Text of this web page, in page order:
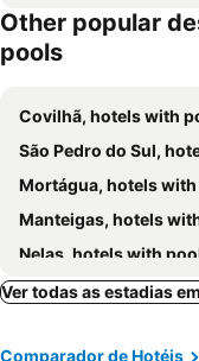
Viseu Executive Hotel
Parador Casa da Ínsua
Madre de Água Hotel Rural de
Quinta dos Patos
Quinta do Medronheiro
HOTEL CRUZ DA
Estalagem Cruz Da
Hotel Quinta Villa Meã
Other popular
pools
Covilhã, hotels with
São Pedro do Sul, hotels
Mortágua, hotels
Manteigas, hotels
Nelas, hotels with
Sabugueiro, hotels with
Arganil, hotels with
Ver todas as estadias
Comparador de Hotéis